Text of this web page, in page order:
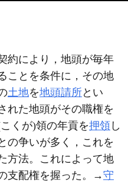
約により，地頭が毎年
ことを条件に，その地
土地を地頭請所とい
れた地頭がその職権を
くが)領の年貢を押領 し
の争いが多く，これを
方法。これによって地
支配権を握った。→守